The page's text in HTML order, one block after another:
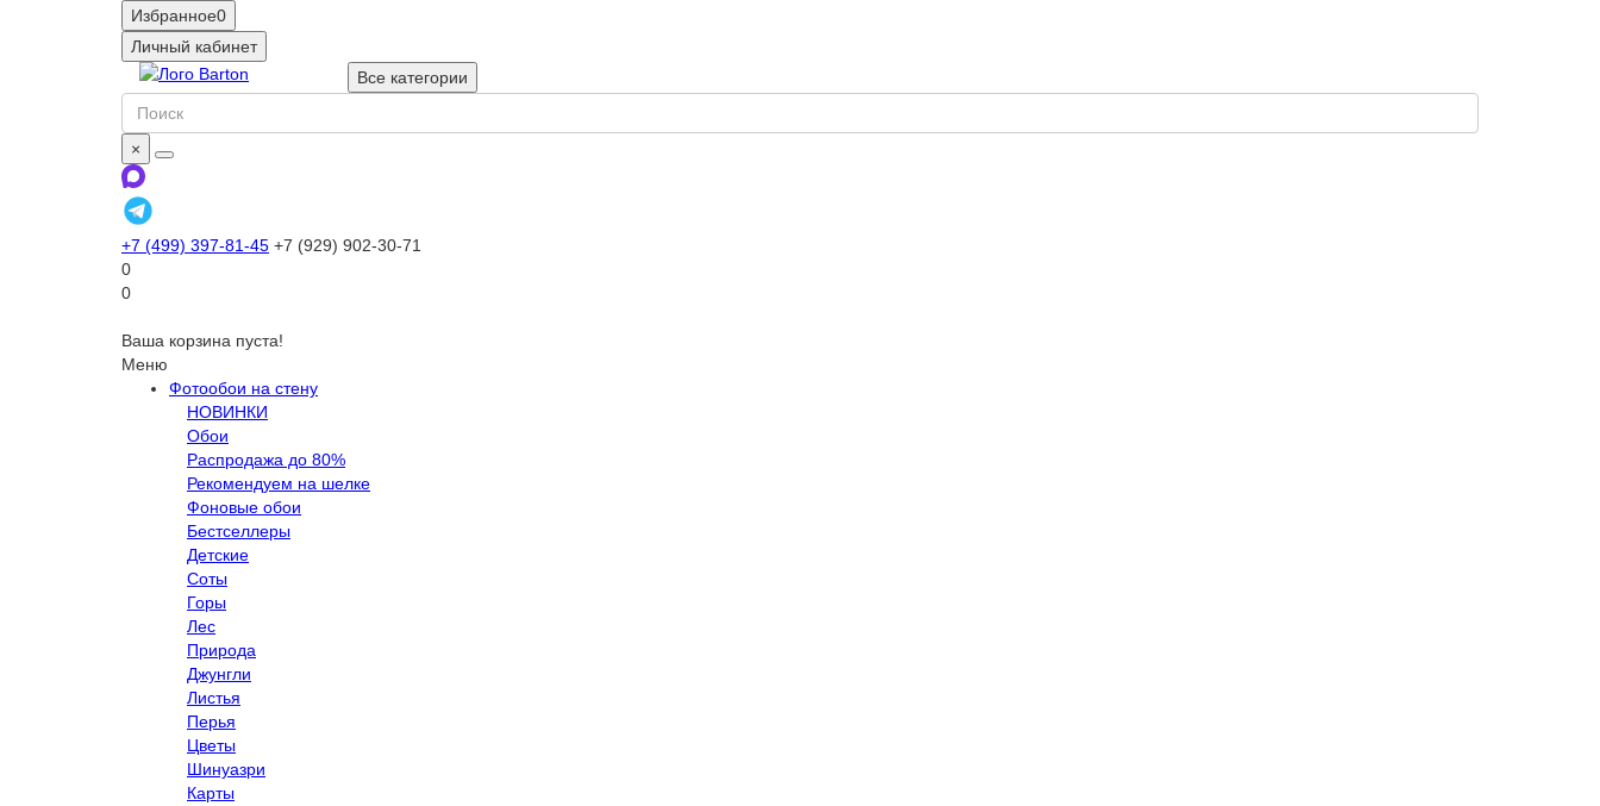
Избранное0
Личный кабинет
Все категории
×
+7 (499) 397-81-45 +7 (929) 902-30-71
0
0
Ваша корзина пуста!
Меню
Фотообои на стену
НОВИНКИ
Обои
Распродажа до 80%
Рекомендуем на шелке
Фоновые обои
Бестселлеры
Детские
Соты
Горы
Лес
Природа
Джунгли
Листья
Перья
Цветы
Шинуазри
Карты